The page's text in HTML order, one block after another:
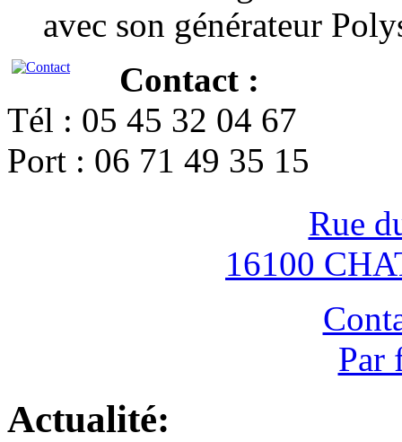
avec son générateur
Contact :
Tél : 05 45 32 04 67
Port : 06 71 49 35 15
Rue
16100
Par
Actualité: